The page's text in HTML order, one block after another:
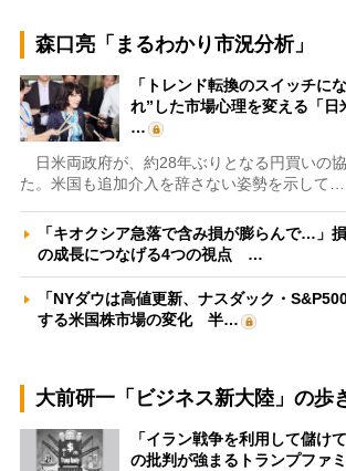
森口亮「まるわかり市況分析」
「トレンド転換のスイッチに
れ”した市場心理を変える「日
…
日米両政府が、約28年ぶりとなる円買いの
た。米国も追加介入を辞さない姿勢を示して…
「キオクシア急落で含み損が膨らんで…」
の成長につなげる4つの視点 …
「NYダウは高値更新、ナスダック・
する米国株市場の変化 半…
大前研一「ビジネス新大陸」の歩
「イラン戦争を利用して儲け
の批判が強まるトランプファ